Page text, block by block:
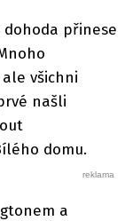
přinese
všichni
našli
domu.
a